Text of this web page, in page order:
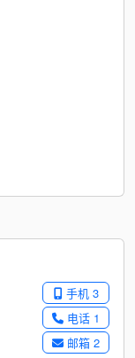
手机 3
电话 1
邮箱 2